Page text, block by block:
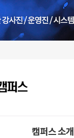
캠퍼스 소개